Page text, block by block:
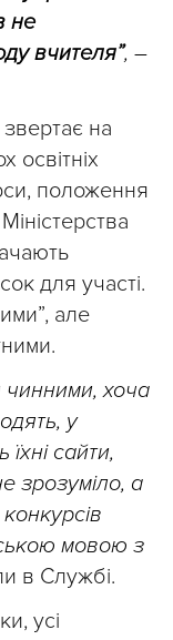
не
вчителя”, –
на
освітніх
положення
для участі.
але
хоча
у
сайти,
зрозуміло, а
мовою з
в Службі.
усі